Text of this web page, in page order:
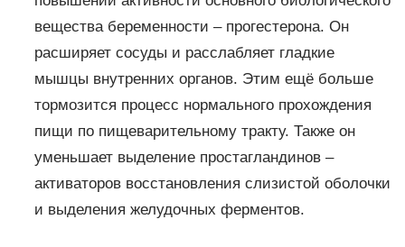
вещества беременности – прогестерона. Он
расширяет сосуды и расслабляет гладкие
мышцы внутренних органов. Этим ещё больше
тормозится процесс нормального прохождения
пищи по пищеварительному тракту. Также он
уменьшает выделение простагландинов –
активаторов восстановления слизистой оболочки
и выделения желудочных ферментов.